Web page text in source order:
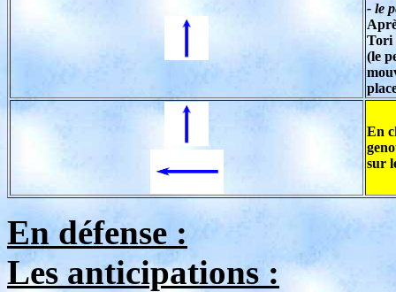
- le
Tori
(le
En
sur
En défense :
Les anticipations :